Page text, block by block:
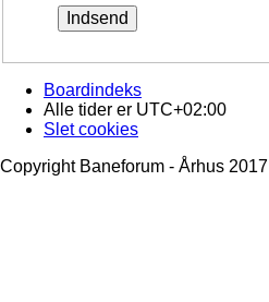
Boardindeks
Alle tider er UTC+02:00
Slet cookies
Copyright Baneforum - Århus 2017